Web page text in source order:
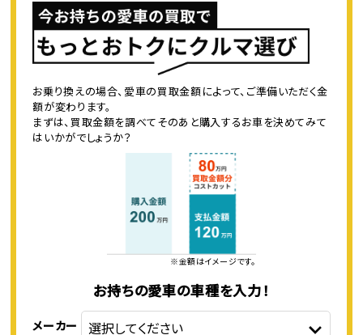
お乗り換えの場合、愛車の買取金額によって、ご準備いただく金
額が変わります。
まずは、買取金額を調べてそのあと購入するお車を決めてみて
はいかがでしょうか？
※金額はイメージです。
お持ちの愛車の車種を入力！
メーカー